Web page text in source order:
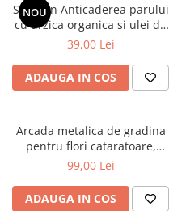
NOU
Sampon Anticaderea parului
cu urzica organica si ulei de
ricin Cosmeplant, 1000 ml
39,00 Lei
ADAUGA IN COS
Arcada metalica de gradina
pentru flori cataratoare,
240x140x38 cm
99,00 Lei
ADAUGA IN COS